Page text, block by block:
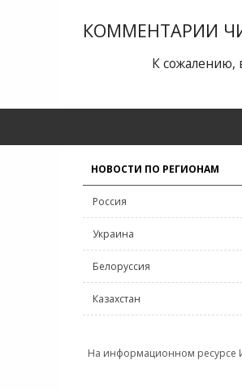
КОММЕНТАРИИ
К сожалению,
НОВОСТИ ПО РЕГИОНАМ
Россия
Украина
Белоруссия
Казахстан
На информационном ресурсе